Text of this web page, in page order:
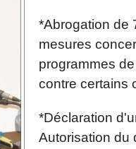
*Abrogation de
mesures
programmes
contre certains
*Déclaration
Autorisation du